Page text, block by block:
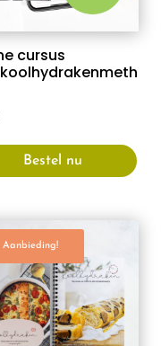
cursus
Bestel nu
Aanbieding!